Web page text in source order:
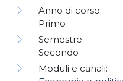
Anno di corso:
Primo
Semestre:
Secondo
Moduli e canali: